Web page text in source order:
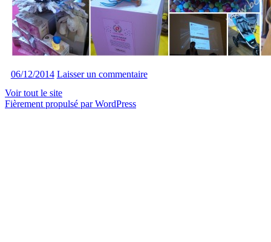
06/12/2014 Laisser un commentaire
Voir tout le site
Fièrement propulsé par WordPress